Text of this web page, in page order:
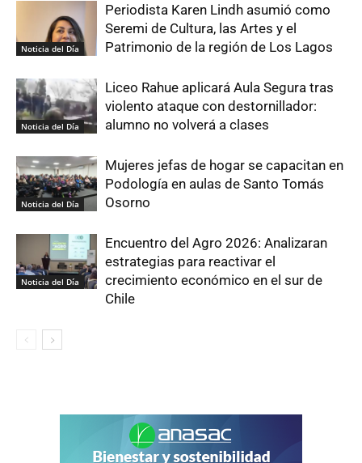
Noticia del Día
Periodista Karen Lindh asumió como
Seremi de Cultura, las Artes y el
Patrimonio de la región de Los Lagos
Noticia del Día
Liceo Rahue aplicará Aula Segura tras
violento ataque con destornillador:
alumno no volverá a clases
Noticia del Día
Mujeres jefas de hogar se capacitan en
Podología en aulas de Santo Tomás
Osorno
Noticia del Día
Encuentro del Agro 2026: Analizaran
estrategias para reactivar el
crecimiento económico en el sur de
Chile